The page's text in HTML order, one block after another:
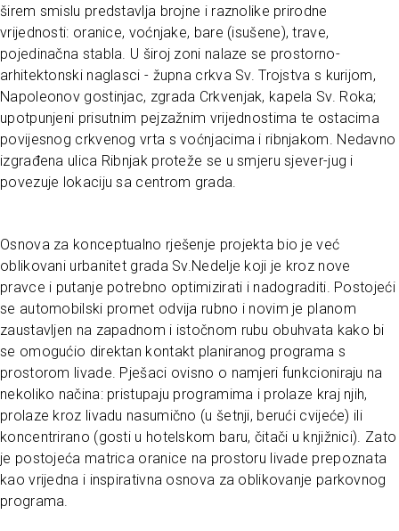
širem smislu predstavlja brojne i raznolike prirodne
vrijednosti: oranice, voćnjake, bare (isušene), trave,
pojedinačna stabla. U široj zoni nalaze se prostorno-
arhitektonski naglasci - župna crkva Sv. Trojstva s kurijom,
Napoleonov gostinjac, zgrada Crkvenjak, kapela Sv. Roka;
upotpunjeni prisutnim pejzažnim vrijednostima te ostacima
povijesnog crkvenog vrta s voćnjacima i ribnjakom. Nedavno
izgrađena ulica Ribnjak proteže se u smjeru sjever-jug i
povezuje lokaciju sa centrom grada.
Osnova za konceptualno rješenje projekta bio je već
oblikovani urbanitet grada Sv.Nedelje koji je kroz nove
pravce i putanje potrebno optimizirati i nadograditi. Postojeći
se automobilski promet odvija rubno i novim je planom
zaustavljen na zapadnom i istočnom rubu obuhvata kako bi
se omogućio direktan kontakt planiranog programa s
prostorom livade. Pješaci ovisno o namjeri funkcioniraju na
nekoliko načina: pristupaju programima i prolaze kraj njih,
prolaze kroz livadu nasumično (u šetnji, berući cvijeće) ili
koncentrirano (gosti u hotelskom baru, čitači u knjižnici). Zato
je postojeća matrica oranice na prostoru livade prepoznata
kao vrijedna i inspirativna osnova za oblikovanje parkovnog
programa.